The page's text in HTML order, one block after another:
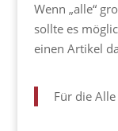
Wenn „alle“
sollte es
einen Artikel
Für die